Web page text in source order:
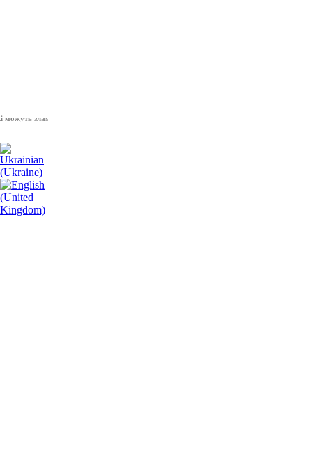
зламати волю народу, - Президент України Володимир Зеленський